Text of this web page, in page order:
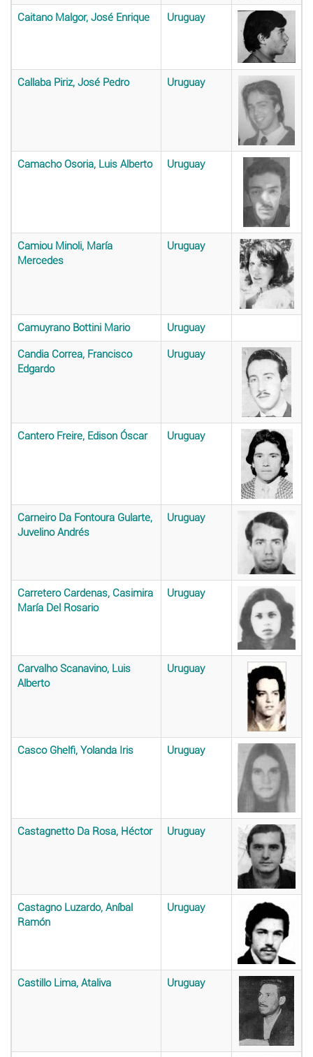
Caitano Malgor, José Enrique Uruguay
Callaba Piriz, José Pedro Uruguay
Camacho Osoria, Luis Alberto Uruguay
Camiou Minoli, María
Mercedes
Uruguay
Camuyrano Bottini Mario Uruguay
Candia Correa, Francisco
Edgardo
Uruguay
Cantero Freire, Edison Óscar Uruguay
Carneiro Da Fontoura Gularte,
Juvelino Andrés
Uruguay
Carretero Cardenas, Casimira
María Del Rosario
Uruguay
Carvalho Scanavino, Luis
Alberto
Uruguay
Casco Ghelfi, Yolanda Iris Uruguay
Castagnetto Da Rosa, Héctor Uruguay
Castagno Luzardo, Aníbal
Ramón
Uruguay
Castillo Lima, Ataliva Uruguay